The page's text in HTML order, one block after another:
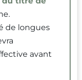
de longues
avant